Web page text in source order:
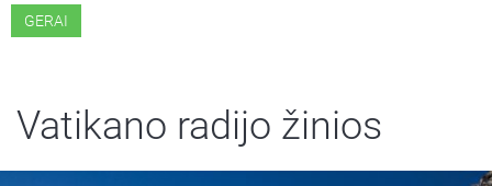
GERAI
Vatikano radijo žinios